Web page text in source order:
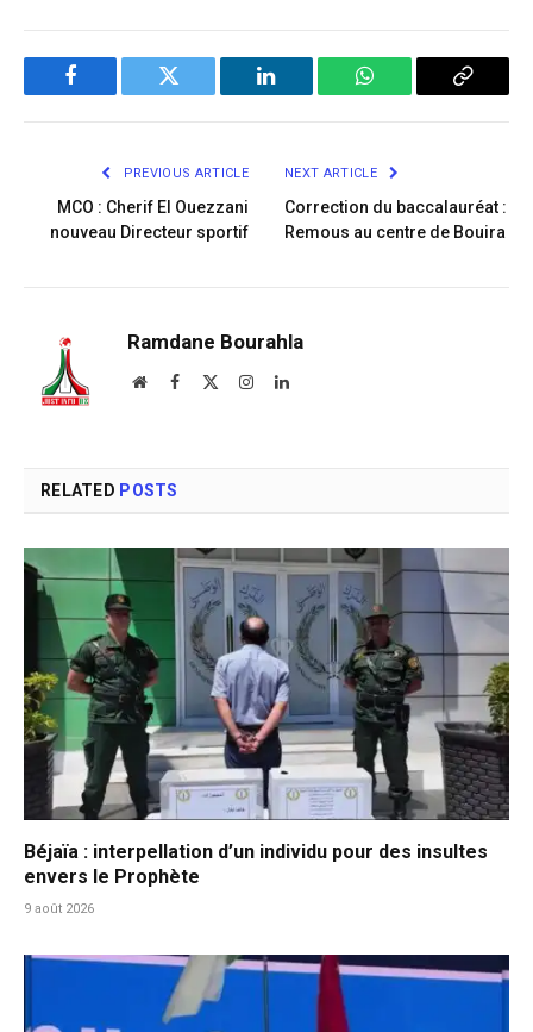
Facebook Twitter LinkedIn WhatsApp Copy
PREVIOUS ARTICLE
MCO : Cherif El Ouezzani
nouveau Directeur sportif
NEXT ARTICLE
Correction du baccalauréat :
Remous au centre de Bouira
Ramdane Bourahla
WebsiteFacebook InstagramLinkedIn
RELATED POSTS
Béjaïa : interpellation d’un individu pour des insultes
envers le Prophète
9 août 2026